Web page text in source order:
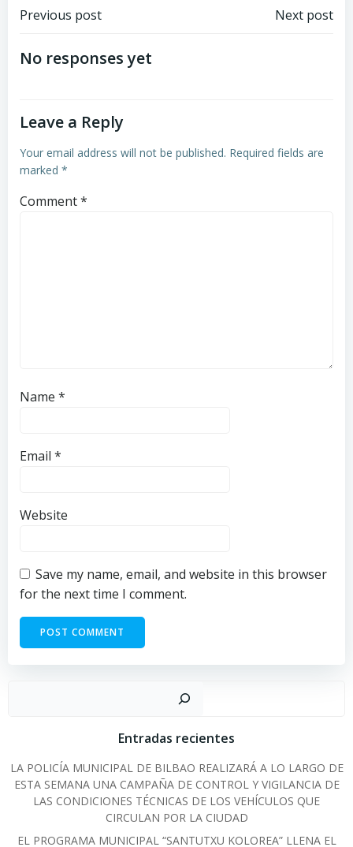
Post
navigation
Previous post Next post
No responses yet
Leave a Reply
Your email address will not be published. Required fields are
marked *
Comment*
Name *
Email *
Website
Save my name, email, and website in this browser
for the next time I comment.
Entradas recientes
LA POLICÍA MUNICIPAL DE BILBAO REALIZARÁ A LO LARGO DE
ESTA SEMANA UNA CAMPAÑA DE CONTROL Y VIGILANCIA DE
LAS CONDICIONES TÉCNICAS DE LOS VEHÍCULOS QUE
CIRCULAN POR LA CIUDAD
EL PROGRAMA MUNICIPAL “SANTUTXU KOLOREA” LLENA EL